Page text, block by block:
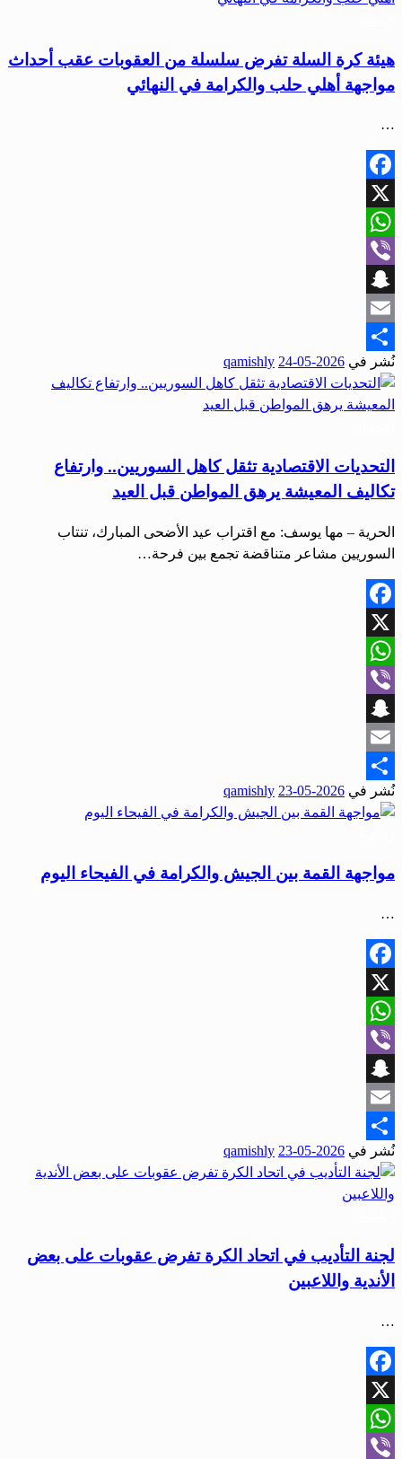
هيئة كرة السلة تفرض سلسلة من العقوبات عقب أحداث
مواجهة أهلي حلب والكرامة في النهائي
…
Facebook
X
WhatsApp
Viber
Snapchat
Email
Share
نُشر في 2026-05-24
qamishly
التحديات الاقتصادية تثقل كاهل السوريين.. وارتفاع
تكاليف المعيشة يرهق المواطن قبل العيد
الحرية – مها يوسف: مع اقتراب عيد الأضحى المبارك، تنتاب
السوريين مشاعر متناقضة تجمع بين فرحة…
Facebook
X
WhatsApp
Viber
Snapchat
Email
Share
نُشر في 2026-05-23
qamishly
مواجهة القمة بين الجيش والكرامة في الفيحاء اليوم
…
Facebook
X
WhatsApp
Viber
Snapchat
Email
Share
نُشر في 2026-05-23
qamishly
لجنة التأديب في اتحاد الكرة تفرض عقوبات على بعض
الأندية واللاعبين
…
Facebook
X
WhatsApp